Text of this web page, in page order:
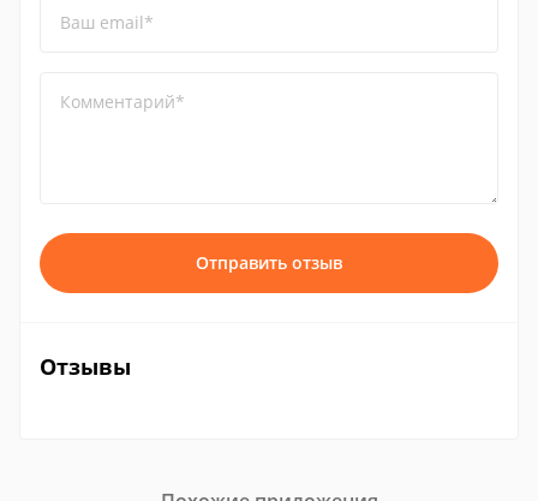
Ваш email*
Комментарий*
Отправить отзыв
Отзывы